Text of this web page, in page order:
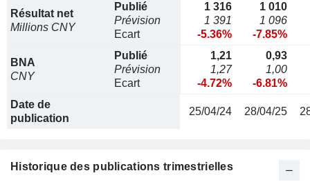
Résultat net
Millions CNY
Publié
Prévision
Ecart
1 316
1 391
-5.36%
1 010
1 096
-7.85%
BNA
CNY
Publié
Prévision
Ecart
1,21
1,27
-4.72%
0,93
1,00
-6.81%
Date de
publication
25/04/24 28/04/25
Historique des publications trimestrielles